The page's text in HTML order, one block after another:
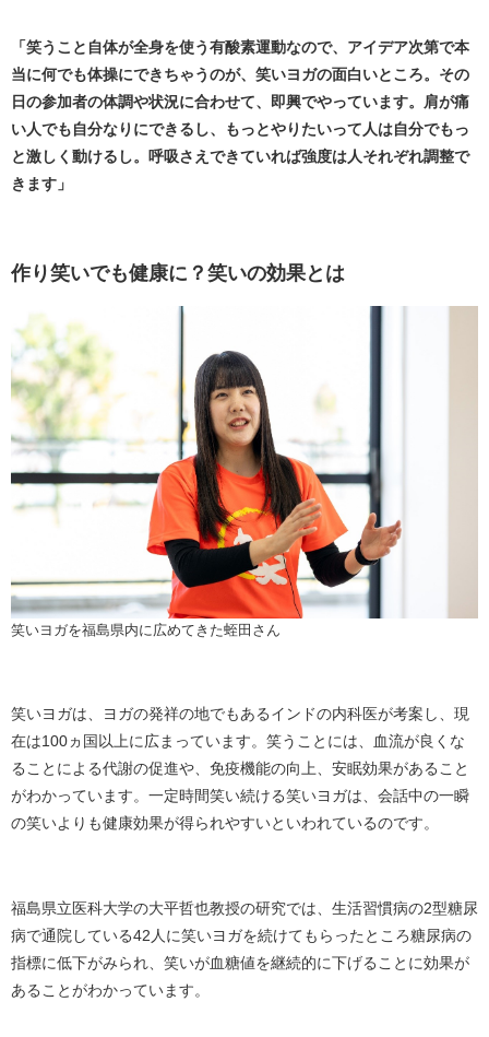
「笑うこと自体が全身を使う有酸素運動なので、アイデア次第で本
当に何でも体操にできちゃうのが、笑いヨガの面白いところ。その
日の参加者の体調や状況に合わせて、即興でやっています。肩が痛
い人でも自分なりにできるし、もっとやりたいって人は自分でもっ
と激しく動けるし。呼吸さえできていれば強度は人それぞれ調整で
きます」
作り笑いでも健康に？笑いの効果とは
笑いヨガを福島県内に広めてきた蛭田さん
笑いヨガは、ヨガの発祥の地でもあるインドの内科医が考案し、現
在は100ヵ国以上に広まっています。笑うことには、血流が良くな
ることによる代謝の促進や、免疫機能の向上、安眠効果があること
がわかっています。一定時間笑い続ける笑いヨガは、会話中の一瞬
の笑いよりも健康効果が得られやすいといわれているのです。
福島県立医科大学の大平哲也教授の研究では、生活習慣病の2型糖尿
病で通院している42人に笑いヨガを続けてもらったところ糖尿病の
指標に低下がみられ、笑いが血糖値を継続的に下げることに効果が
あることがわかっています。